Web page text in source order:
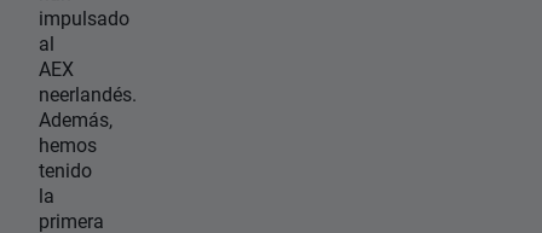
impulsado
al
AEX
neerlandés.
Además,
hemos
tenido
la
primera